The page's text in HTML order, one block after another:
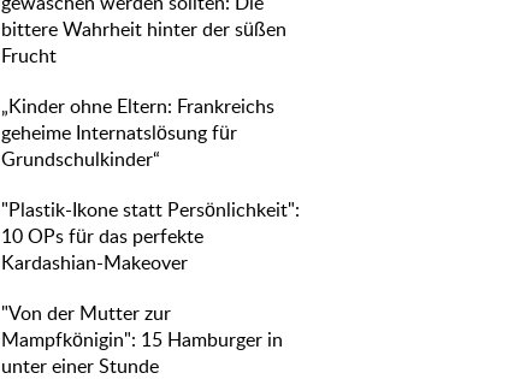
bittere Wahrheit hinter der süßen
Frucht
„Kinder ohne Eltern: Frankreichs
geheime Internatslösung für
Grundschulkinder“
"Plastik-Ikone statt Persönlichkeit":
10 OPs für das perfekte
Kardashian-Makeover
"Von der Mutter zur
Mampfkönigin": 15 Hamburger in
unter einer Stunde